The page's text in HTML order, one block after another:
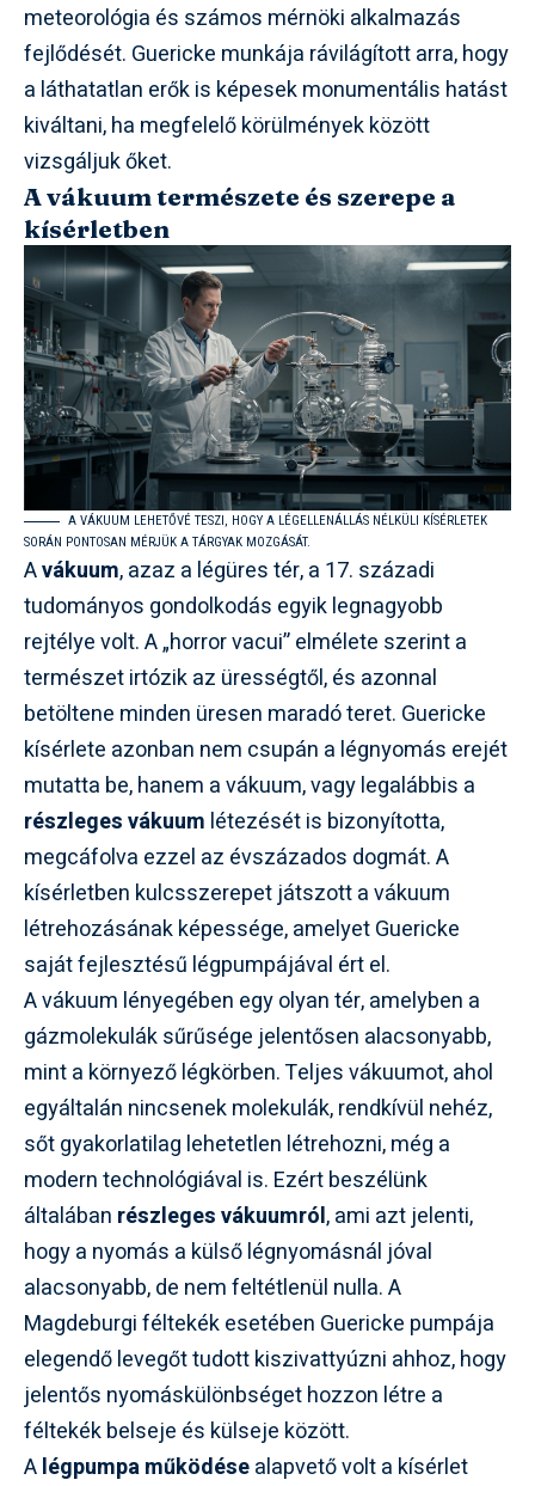
meteorológia és számos mérnöki alkalmazás
fejlődését. Guericke munkája rávilágított arra, hogy
a láthatatlan erők is képesek monumentális hatást
kiváltani, ha megfelelő körülmények között
vizsgáljuk őket.
A vákuum természete és szerepe a
kísérletben
A VÁKUUM LEHETŐVÉ TESZI, HOGY A LÉGELLENÁLLÁS NÉLKÜLI KÍSÉRLETEK
SORÁN PONTOSAN MÉRJÜK A TÁRGYAK MOZGÁSÁT.
Avákuum, azaz a légüres tér, a 17. századi
tudományos gondolkodás egyik legnagyobb
rejtélye volt. A „horror vacui” elmélete szerint a
természet irtózik az ürességtől, és azonnal
betöltene minden üresen maradó teret. Guericke
kísérlete azonban nem csupán a légnyomás erejét
mutatta be, hanem a vákuum, vagy legalábbis a
részleges vákuum létezését is bizonyította,
megcáfolva ezzel az évszázados dogmát. A
kísérletben kulcsszerepet játszott a vákuum
létrehozásának képessége, amelyet Guericke
saját fejlesztésű légpumpájával ért el.
A vákuum lényegében egy olyan tér, amelyben a
gázmolekulák sűrűsége jelentősen alacsonyabb,
mint a környező légkörben. Teljes vákuumot, ahol
egyáltalán nincsenek molekulák, rendkívül nehéz,
sőt gyakorlatilag lehetetlen létrehozni, még a
modern technológiával is. Ezért beszélünk
általában részleges vákuumról, ami azt jelenti,
hogy a nyomás a külső légnyomásnál jóval
alacsonyabb, de nem feltétlenül nulla. A
Magdeburgi féltekék esetében Guericke pumpája
elegendő levegőt tudott kiszivattyúzni ahhoz, hogy
jelentős nyomáskülönbséget hozzon létre a
féltekék belseje és külseje között.
Alégpumpa működésealapvető volt a kísérlet